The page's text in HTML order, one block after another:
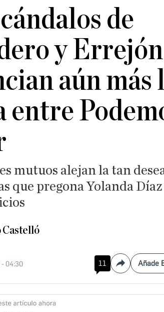
de
y Errejón
aún más
entre
mutuos alejan la tan
que pregona Yolanda Díaz
- 04:30 11 Compartir
Añade